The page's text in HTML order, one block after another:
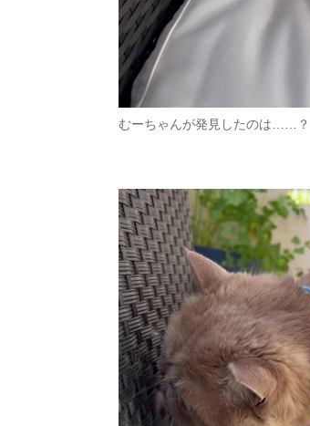
むーちゃんが発見したのは……？